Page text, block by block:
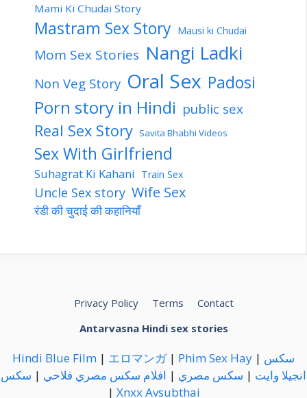
Mami Ki Chudai Story
Mastram Sex Story Mausi ki Chudai
Mom Sex Stories Nangi Ladki
Non Veg Story Oral Sex Padosi
Porn story in Hindi public sex
Real Sex Story Savita Bhabhi Videos
Sex With Girlfriend
Suhagrat Ki Kahani Train Sex
Uncle Sex story Wife Sex
रंडी की चुदाई की कहानियाँ
Privacy Policy Terms
Contact
Antarvasna Hindi sex stories
Hindi Blue Film | エロマンガ| Phim Sex Hay | سكس
انجيلا وايت | سكس مصري | افلام سكس مصري فلاحي | سكس
| XnxxAvsubthai